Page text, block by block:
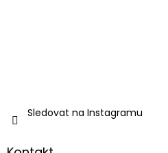
Sledovat na Instagramu